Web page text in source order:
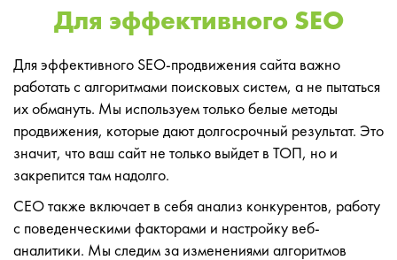
Для эффективного SEO
Для эффективного SEO-продвижения сайта важно
работать с алгоритмами поисковых систем, а не пытаться
их обмануть. Мы используем только белые методы
продвижения, которые дают долгосрочный результат. Это
значит, что ваш сайт не только выйдет в ТОП, но и
закрепится там надолго.
СЕО также включает в себя анализ конкурентов, работу
с поведенческими факторами и настройку веб-
аналитики. Мы следим за изменениями алгоритмов